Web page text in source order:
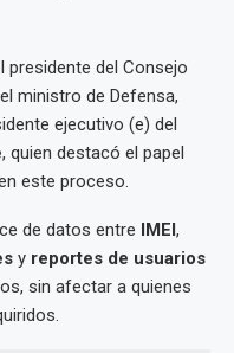
presidente del Consejo
ministro de Defensa,
ejecutivo (e) del
, quien destacó el papel
este proceso.
de datos entre IMEI,
y reportes de usuarios
sin afectar a quienes